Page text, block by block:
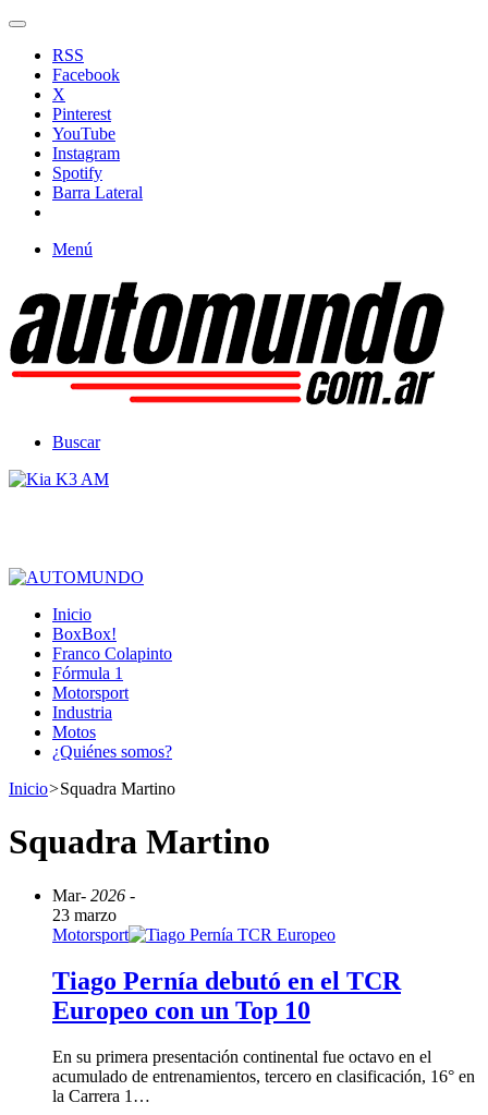
RSS
Facebook
X
Pinterest
YouTube
Instagram
Spotify
Barra Lateral
Menú
Buscar
Inicio
BoxBox!
Franco Colapinto
Fórmula 1
Motorsport
Industria
Motos
¿Quiénes somos?
Inicio>Squadra Martino
Squadra Martino
Mar- 2026 -
23 marzo
Motorsport
Tiago Pernía debutó en el TCR
Europeo con un Top 10
En su primera presentación continental fue octavo en el
acumulado de entrenamientos, tercero en clasificación, 16° en
la Carrera 1…